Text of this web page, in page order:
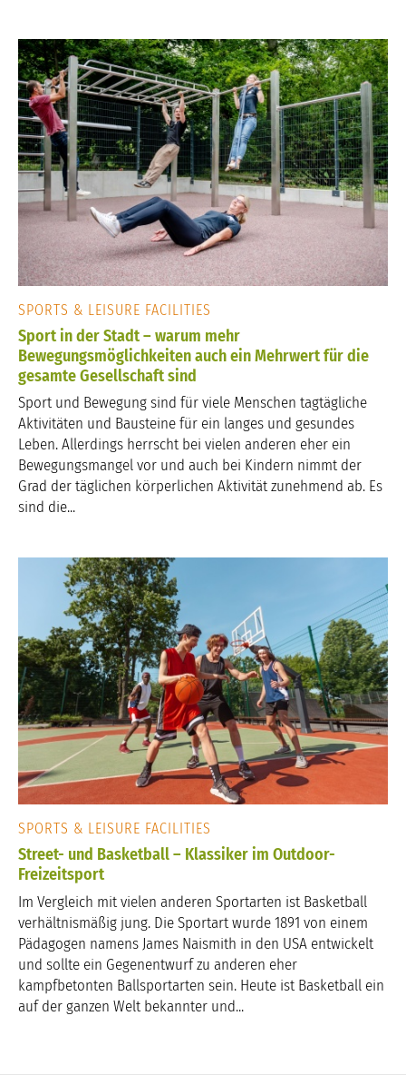
SPORTS & LEISURE FACILITIES
Sport in der Stadt – warum mehr
Bewegungsmöglichkeiten auch ein Mehrwert für die
gesamte Gesellschaft sind
Sport und Bewegung sind für viele Menschen tagtägliche
Aktivitäten und Bausteine für ein langes und gesundes
Leben. Allerdings herrscht bei vielen anderen eher ein
Bewegungsmangel vor und auch bei Kindern nimmt der
Grad der täglichen körperlichen Aktivität zunehmend ab. Es
sind die...
SPORTS & LEISURE FACILITIES
Street- und Basketball – Klassiker im Outdoor-
Freizeitsport
Im Vergleich mit vielen anderen Sportarten ist Basketball
verhältnismäßig jung. Die Sportart wurde 1891 von einem
Pädagogen namens James Naismith in den USA entwickelt
und sollte ein Gegenentwurf zu anderen eher
kampfbetonten Ballsportarten sein. Heute ist Basketball ein
auf der ganzen Welt bekannter und...